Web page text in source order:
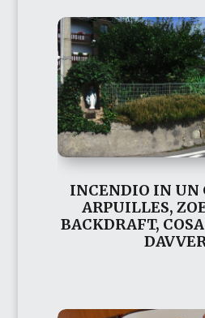
INCENDIO IN UN
ARPUILLES,
BACKDRAFT,